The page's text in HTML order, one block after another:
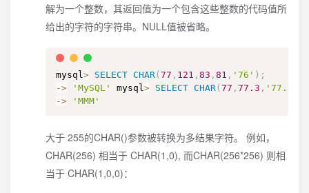
解为一个整数，其返回值为一个包含这些整数的代码值所
给出的字符的字符串。NULL值被省略。
mysql> SELECT CHAR ( 77 , 121 , 83 , 81 , '76' ) ;
-> 'MySQL' mysql> SELECT CHAR ( 77 , 77.3 , '77.3'
-> 'MMM'
大于 255的CHAR()参数被转换为多结果字符。 例如，
CHAR(256) 相当于 CHAR(1,0), 而CHAR(256*256) 则相
当于 CHAR(1,0,0)：